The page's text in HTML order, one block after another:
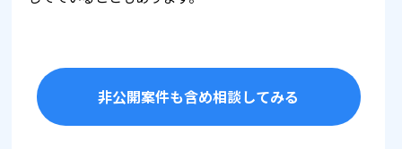
非公開案件も含め相談してみる